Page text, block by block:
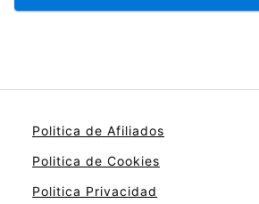
Politica de Afiliados
Politica de Cookies
Politica Privacidad